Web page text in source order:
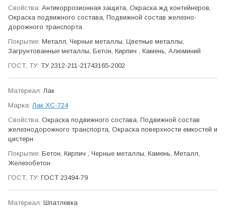
Антикор­розионная защита, Окраска жд контейнеров,
Окраска подвижного состава, Подвижной состав железно­
дорожного транспорта
Металл, Черные металлы, Цветные металлы,
Загрунтованные металлы, Бетон, Кирпич , Камень, Алюминий
ТУ 2312-211-21743165-2002
Лак
Лак ХС-724
Окраска подвижного состава, Подвижной состав
железно­дорожного транспорта, Окраска поверхности емкостей и
цистерн
Бетон, Кирпич , Черные металлы, Камень, Металл,
Железобетон
ГОСТ 23494-79
Шпатлевка